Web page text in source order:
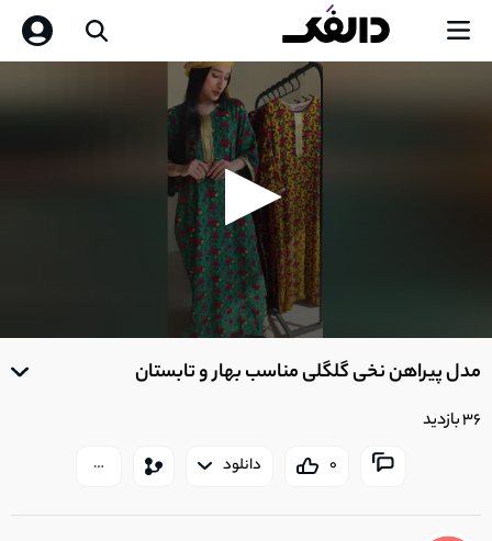
0
of مدل پیراهن نخی گلگلی مناسب بهار و تابستان
36 بازدید
0 دانلود